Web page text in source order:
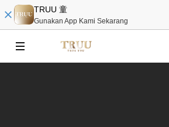
TRUU 童
Gunakan App Kami Sekarang